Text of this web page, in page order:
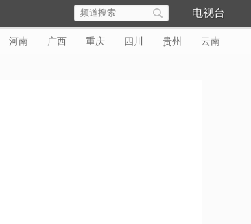
电视台
河南 广西 重庆 四川 贵州 云南